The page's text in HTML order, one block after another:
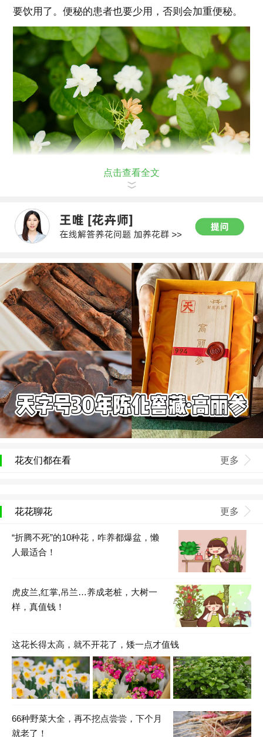
要饮用了。便秘的患者也要少用，否则会加重便秘。
点击查看全文
花友们都在看 更多
花花聊花 更多
“折腾不死”的10种花，咋养都爆盆，懒
人最适合！
虎皮兰,红掌,吊兰…养成老桩，大树一
样，真值钱！
这花长得太高，就不开花了，矮一点才值钱
66种野菜大全，再不挖点尝尝，下个月
就老了！